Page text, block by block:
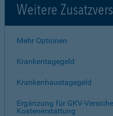
Weitere
Mehr Optionen
Krankentagegeld
Krankenhaustagegeld
Ergänzung für GKV-
Kostenerstattung